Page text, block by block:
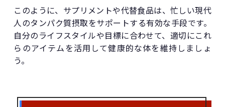
このように、サプリメントや代替食品は、忙しい現代
人のタンパク質摂取をサポートする有効な手段です。
自分のライフスタイルや目標に合わせて、適切にこれ
らのアイテムを活用して健康的な体を維持しましょ
う。